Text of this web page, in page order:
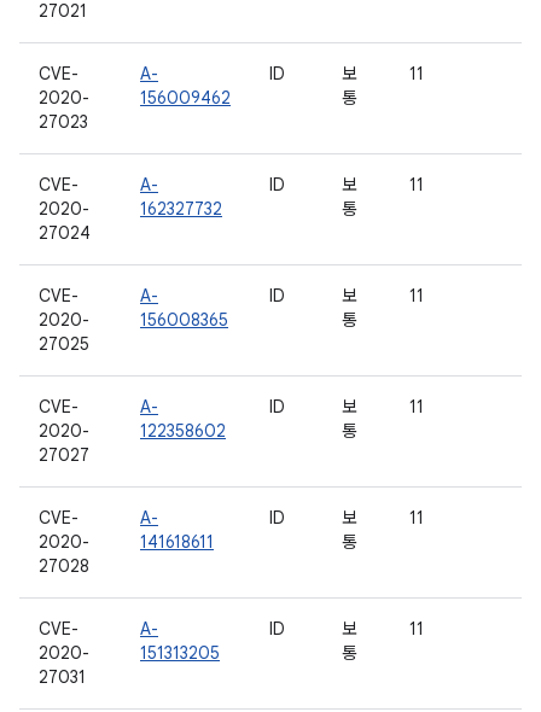
27021
CVE-
2020-
27023
A-
156009462
ID
보
통
11
CVE-
2020-
27024
A-
162327732
ID
보
통
11
CVE-
2020-
27025
A-
156008365
ID
보
통
11
CVE-
2020-
27027
A-
122358602
ID
보
통
11
CVE-
2020-
27028
A-
141618611
ID
보
통
11
CVE-
2020-
27031
A-
151313205
ID
보
통
11